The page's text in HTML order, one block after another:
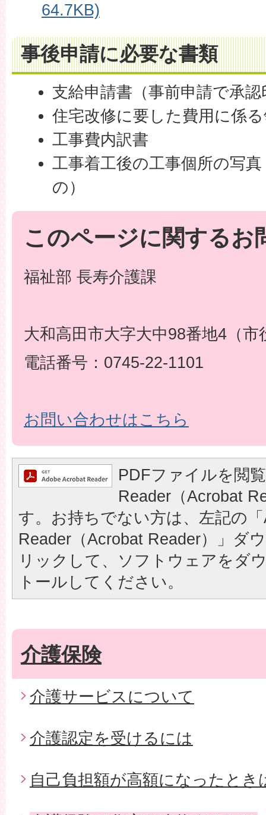
64.7KB)
事後申請に必要な書類
支給申請書（事前申請で承
住宅改修に要した費用に係
工事費内訳書
工事着工後の工事個所の写
の）
このページに関するお
福祉部 長寿介護課
大和高田市大字大中98番地4（市
電話番号：0745-22-1101
お問い合わせはこちら
PDFファイルを閲
Reader（Acrobat
す。お持ちでない方は、左記の
Reader（Acrobat Reader）」ダ
リックして、ソフトウェアをダ
トールしてください。
介護保険
介護サービスについて
介護認定を受けるには
自己負担額が高額になったとき